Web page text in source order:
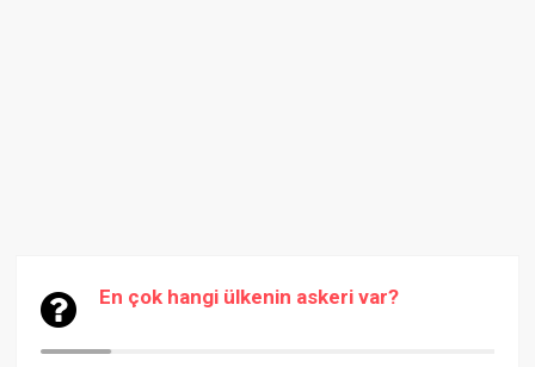
En çok hangi ülkenin askeri var?